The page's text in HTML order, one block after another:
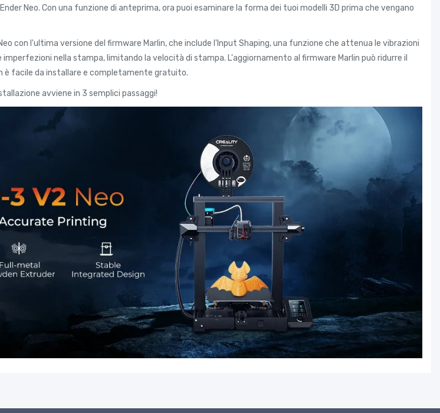
Neo. Con una funzione di anteprima, ora puoi esaminare la forma dei tuoi modelli 3D prima che vengano
con l'ultima versione del firmware Marlin, che include l'Input Shaping, una funzione che attenua le vibrazioni
nella stampa, limitando la velocità di stampa. L'aggiornamento al firmware Marlin può ridurre il
è facile da installare e completamente gratuito.
avviene in 3 semplici passaggi!